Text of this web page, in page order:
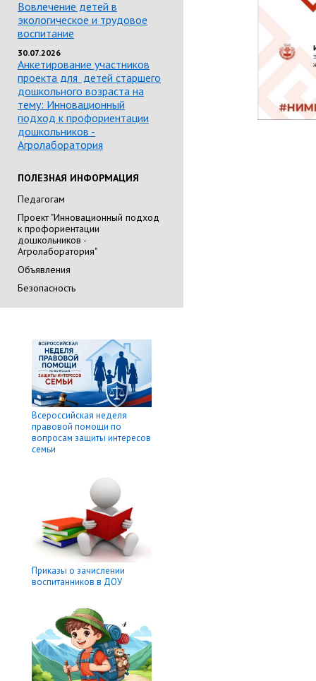
Вовлечение детей в
экологическое и трудовое
воспитание
30.07.2026
Анкетирование участников
проекта для детей старшего
дошкольного возраста на
тему: Инновационный
подход к профориентации
дошкольников -
Агролаборатория
ПОЛЕЗНАЯ ИНФОРМАЦИЯ
Педагогам
Проект "Инновационный подход
к профориентации
дошкольников -
Агролаборатория"
Объявления
Безопасность
Всероссийская неделя
правовой помощи по
вопросам защиты интересов
семьи
Приказы о зачислении
воспитанников в ДОУ